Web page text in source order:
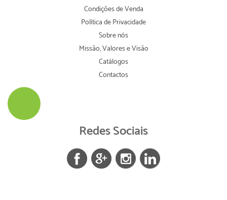
Condições de Venda
Política de Privacidade
Sobre nós
Missão, Valores e Visão
Catálogos
Contactos
Redes Sociais